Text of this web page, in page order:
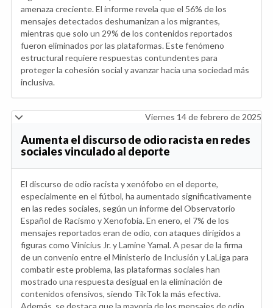
amenaza creciente. El informe revela que el 56% de los
mensajes detectados deshumanizan a los migrantes,
mientras que solo un 29% de los contenidos reportados
fueron eliminados por las plataformas. Este fenómeno
estructural requiere respuestas contundentes para
proteger la cohesión social y avanzar hacia una sociedad más
inclusiva.
Viernes 14 de febrero de 2025
Aumenta el discurso de odio racista en redes
sociales vinculado al deporte
El discurso de odio racista y xenófobo en el deporte,
especialmente en el fútbol, ha aumentado significativamente
en las redes sociales, según un informe del Observatorio
Español de Racismo y Xenofobia. En enero, el 7% de los
mensajes reportados eran de odio, con ataques dirigidos a
figuras como Vinicius Jr. y Lamine Yamal. A pesar de la firma
de un convenio entre el Ministerio de Inclusión y LaLiga para
combatir este problema, las plataformas sociales han
mostrado una respuesta desigual en la eliminación de
contenidos ofensivos, siendo TikTok la más efectiva.
Además, se destaca que la mayoría de los mensajes de odio